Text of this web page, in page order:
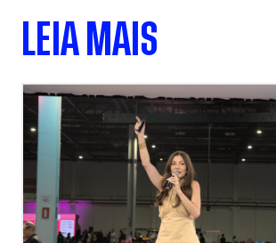
LEIA MAIS